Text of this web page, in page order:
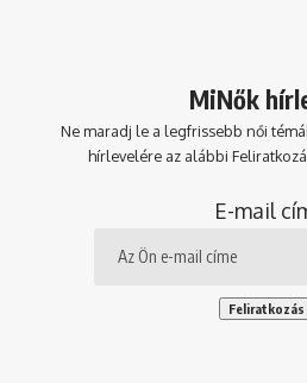
MiNők
Ne maradj le a legfrissebb női
hírlevelére az alábbi
E-mail